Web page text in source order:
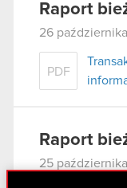
Raport
26
PDF
Raport
25